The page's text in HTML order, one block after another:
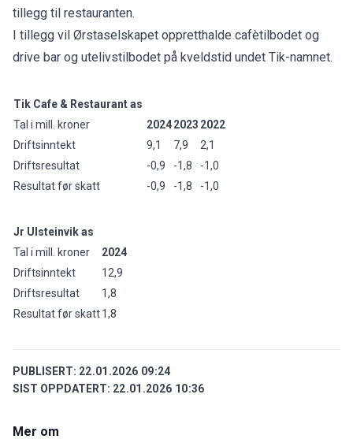
tillegg til restauranten.
I tillegg vil Ørstaselskapet oppretthalde cafètilbodet og
drive bar og utelivstilbodet på kveldstid undet Tik-namnet.
Tik Cafe & Restaurant as
Tal i mill. kroner
20242023 2022
Driftsinntekt
9,1 7,9
2,1
Driftsresultat
-0,9 -1,8
-1,0
Resultat før skatt
-0,9 -1,8 -1,0
Jr Ulsteinvik as
Tal i mill. kroner
2024
Driftsinntekt
12,9
Driftsresultat
1,8
Resultat før skatt1,8
PUBLISERT: 22.01.2026 09:24
SIST OPPDATERT: 22.01.2026 10:36
Mer om